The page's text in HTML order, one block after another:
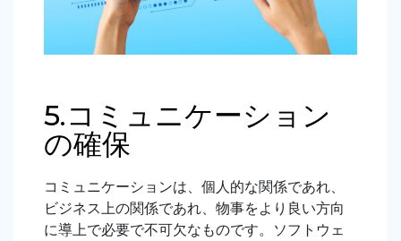
5.コミュニケーション
の確保
コミュニケーションは、個人的な関係であれ、
ビジネス上の関係であれ、物事をより良い方向
に導上で必要で不可欠なものです。ソフトウェ